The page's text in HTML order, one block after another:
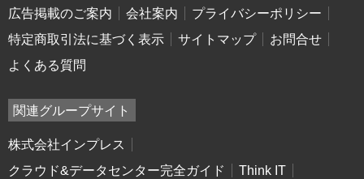
広告掲載のご案内
会社案内
プライバシーポリシー
特定商取引法に基づく表示
サイトマップ
お問合せ
よくある質問
関連グループサイト
株式会社インプレス
クラウド&データセンター完全ガイド
Think IT